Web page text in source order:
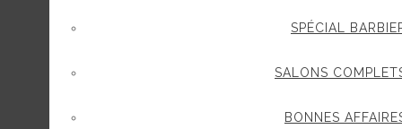
SPÉCIAL
SALONS
BONNES